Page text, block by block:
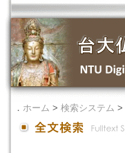
． ホーム > 検索システム >